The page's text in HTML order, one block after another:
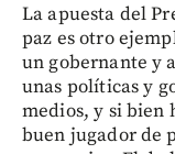
La apuesta del
paz es otro
un gobernante y
unas políticas y
medios, y si bien
buen jugador de